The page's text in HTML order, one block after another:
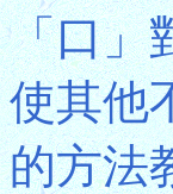
「口」
使其他
的方法